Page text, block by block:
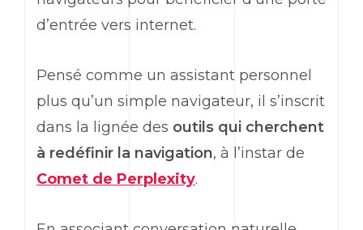
d’entrée vers internet.
Pensé comme un assistant personnel
plus qu’un simple navigateur, il s’inscrit
dans la lignée des outils qui cherchent
à redéfinir la navigation, à l’instar de
Comet de Perplexity.